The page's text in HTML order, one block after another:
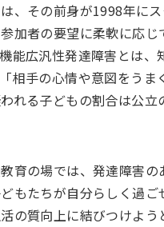
、その前身が1998年に
加者の要望に柔軟に応
能広汎性発達障害とは
相手の心情や意図をう
れる子どもの割合は公
教育の場では、発達障害
もたちが自分らしく過
の質向上に結びつけよ